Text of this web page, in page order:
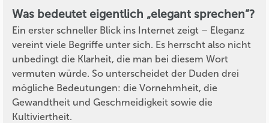
Was bedeutet eigentlich „elegant sprechen“?
Ein erster schneller Blick ins Internet zeigt – Eleganz
vereint viele Begriffe unter sich. Es herrscht also nicht
unbedingt die Klarheit, die man bei diesem Wort
vermuten würde. So unterscheidet der Duden drei
mögliche Bedeutungen: die Vornehmheit, die
Gewandtheit und Geschmeidigkeit sowie die
Kultiviertheit.